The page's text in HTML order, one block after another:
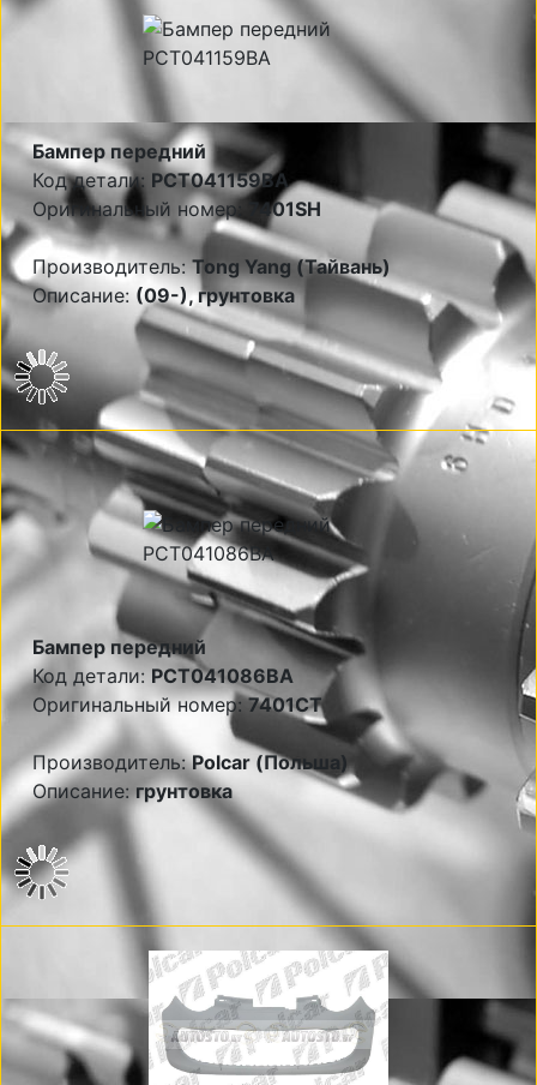
Бампер передний
Код детали: PCT041159BA
Оригинальный номер:
7401SH
Производитель:Tong Yang (Тайвань)
Описание: (09-), грунтовка
Бампер передний
Код детали: PCT041086BA
Оригинальный номер:7401CT
Производитель:Polcar (Польша)
Описание:грунтовка